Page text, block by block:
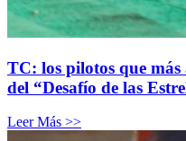
TC: los pilotos que
del “Desafío de las
Leer Más >>